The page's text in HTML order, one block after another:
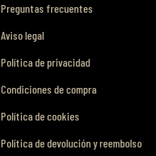
Preguntas frecuentes
Aviso legal
Política de privacidad
Condiciones de compra
Política de cookies
Política de devolución y reembolso